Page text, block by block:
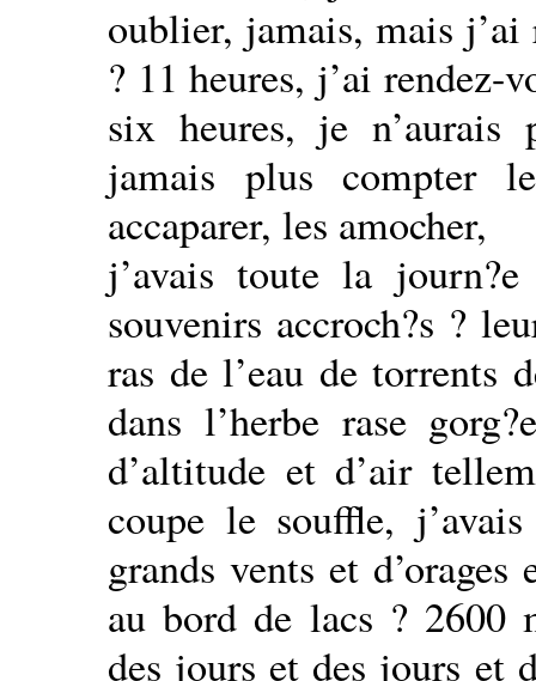
oublier, jamais, mais
? 11 heures, j’ai rendez-
six heures, je
jamais plus compter
accaparer, les amocher,
j’avais toute la
souvenirs accroch?s ?
ras de l’eau de torrents
dans l’herbe rase
d’altitude et d’air
coupe le souffle,
grands vents et
au bord de lacs ? 2600
des jours et des jours et